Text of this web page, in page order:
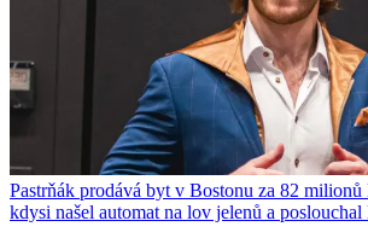
Pastrňák prodává byt v Bostonu za 82
kdysi našel automat na lov jelenů a